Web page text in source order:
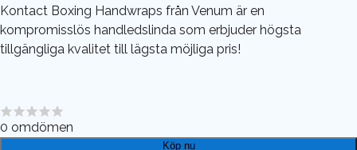
Kontact Boxing Handwraps från Venum är en
kompromisslös handledslinda som erbjuder högsta
tillgängliga kvalitet till lägsta möjliga pris!
0 omdömen
Köp nu